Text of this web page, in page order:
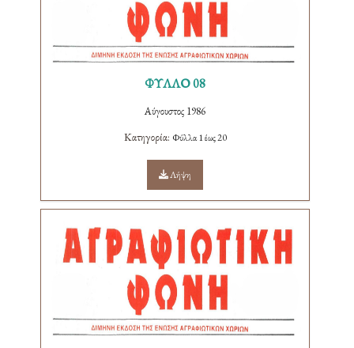
ΦΥΛΛΟ 08
Αύγουστος 1986
Κατηγορία: Φύλλα 1 έως 20
Λήψη